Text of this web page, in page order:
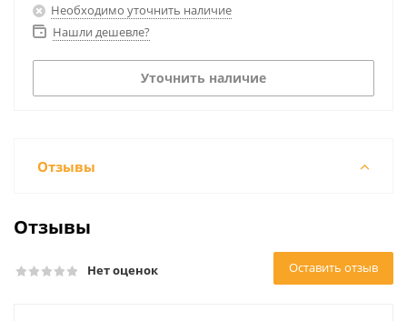
Необходимо уточнить наличие
Нашли дешевле?
Уточнить наличие
Отзывы
Отзывы
Нет оценок Оставить отзыв